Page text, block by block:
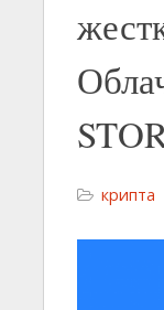
крипта